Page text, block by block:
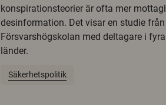
konspirationsteorier är ofta mer
desinformation. Det visar en studie från
Försvarshögskolan med deltagare i
länder.
Säkerhetspolitik